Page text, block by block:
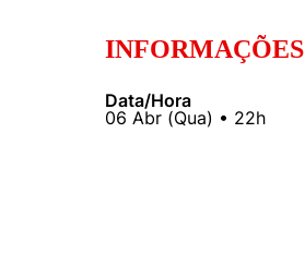
INFORMAÇÕES
Data/Hora
06 Abr (Qua) • 22h